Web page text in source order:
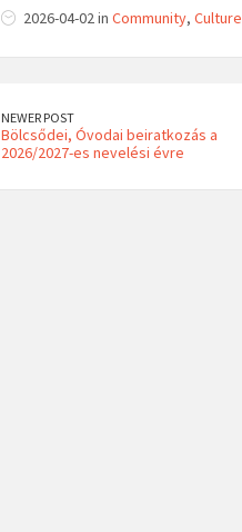
2026-04-02 in Community, Culture
NEWER POST
Bölcsődei, Óvodai beiratkozás a
2026/2027-es nevelési évre